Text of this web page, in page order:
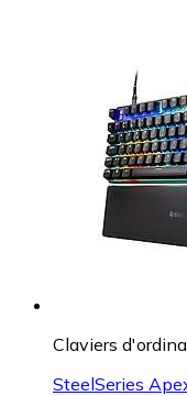
Claviers
SteelSeries